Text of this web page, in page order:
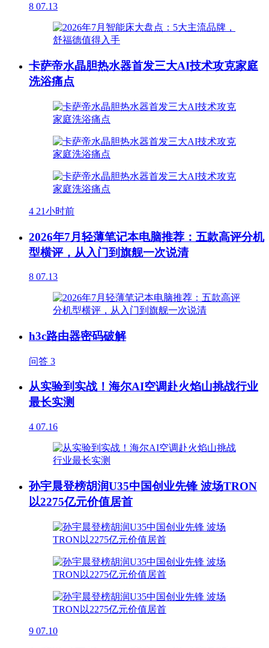
8 07.13
卡萨帝水晶胆热水器首发三大AI技术攻克家庭
洗浴痛点
4 21小时前
2026年7月轻薄笔记本电脑推荐：五款高评分机
型横评，从入门到旗舰一次说清
8 07.13
h3c路由器密码破解
问答 3
从实验到实战！海尔AI空调赴火焰山挑战行业
最长实测
4 07.16
孙宇晨登榜胡润U35中国创业先锋 波场TRON
以2275亿元价值居首
9 07.10